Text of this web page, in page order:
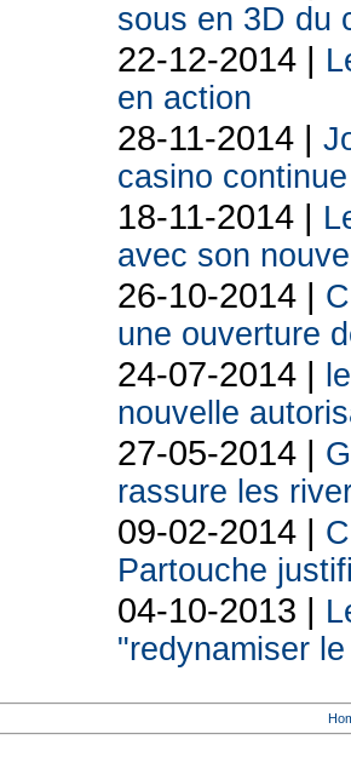
sous en 3D du
22-12-2014 |
en action
28-11-2014 |
casino
18-11-2014 |
avec son
26-10-2014 |
une ouverture
24-07-2014 |
nouvelle
27-05-2014 |
rassure les
09-02-2014 |
Partouche
04-10-2013 |
"redynamiser